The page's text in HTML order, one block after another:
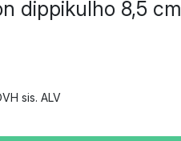
dippikulho 8,5 cm
sis. ALV